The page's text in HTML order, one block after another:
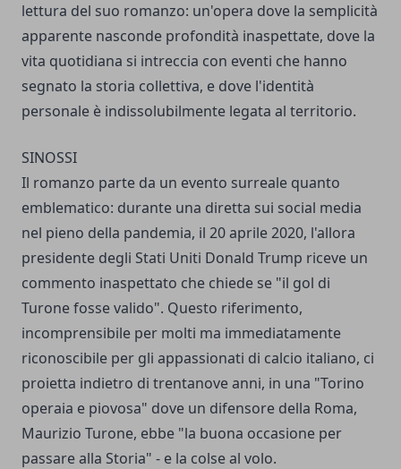
lettura del suo romanzo: un'opera dove la semplicità
apparente nasconde profondità inaspettate, dove la
vita quotidiana si intreccia con eventi che hanno
segnato la storia collettiva, e dove l'identità
personale è indissolubilmente legata al territorio.
SINOSSI
Il romanzo parte da un evento surreale quanto
emblematico: durante una diretta sui social media
nel pieno della pandemia, il 20 aprile 2020, l'allora
presidente degli Stati Uniti Donald Trump riceve un
commento inaspettato che chiede se "il gol di
Turone fosse valido". Questo riferimento,
incomprensibile per molti ma immediatamente
riconoscibile per gli appassionati di calcio italiano, ci
proietta indietro di trentanove anni, in una "Torino
operaia e piovosa" dove un difensore della Roma,
Maurizio Turone, ebbe "la buona occasione per
passare alla Storia" - e la colse al volo.